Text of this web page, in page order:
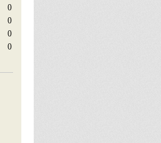
0
0
0
0